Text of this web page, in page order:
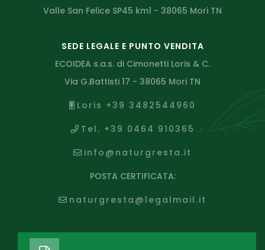
Valle San Felice SP45 km1 - 38065 Mori TN
SEDE LEGALE E PUNTO VENDITA
ECOIDEA s.a.s. di Cimonetti Loris & C.
Via G.Battisti 17 - 38065 Mori TN
Loris +39 3482544960
Tel. +39 0464 910365
info@naturgresta.it
POSTA CERTIFICATA:
naturgresta@legalmail.it